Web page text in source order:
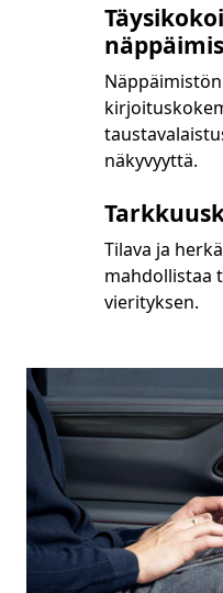
näkyvyyttä.
Tilava ja
mahdollistaa
vierityksen.